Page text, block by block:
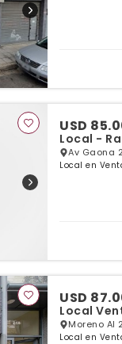
USD
Local -
Av Gaona
Local en
USD
Local
Moreno Al
Local en